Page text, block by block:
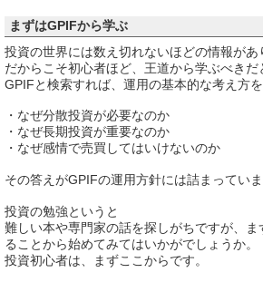
まずはGPIFから学ぶ
投資の世界には数え切れないほどの情報があ
だからこそ初心者ほど、王道から学ぶべきだ
GPIFと検索すれば、運用の基本的な考え方
・なぜ分散投資が必要なのか
・なぜ長期投資が重要なのか
・なぜ感情で売買してはいけないのか
その答えがGPIFの運用方針には詰まっていま
投資の勉強というと
難しい本や専門家の話を探しがちですが、
ることから始めてみてはいかがでしょうか。
投資初心者は、まずここからです。